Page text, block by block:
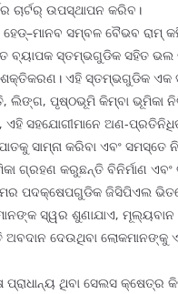
ଚାର୍ଟର୍ ଉପସ୍ଥାପନ କରିବ।
ସମ୍ବଳ ବୈଭବ ରାମ୍
ସ୍ତମ୍ଭଗୁଡିକ ସହିତ ଭଲ
ଏହି ସ୍ତମ୍ଭଗୁଡିକ
ଲିଙ୍ଗ, ପୃଷ୍ଠଭୂମି କିମ୍ବା ଭୂମିକା
ଏହି ସହଯୋଗୀମାନେ ଅଣ-
ସାମ୍ନା କରିବା ଏବଂ
ଗ୍ରହଣ କରୁଛନ୍ତି ବିନିର୍ମାଣ
ପଦକ୍ଷେପଗୁଡିକ ଜିସିପିଏଲ
ସ୍ୱର ଶୁଣାଯାଏ, ମୂଲ୍ୟବାନ
ଦେଉଥିବା ଲୋକମାନଙ୍କୁ
ଥିବା ସେଲସ କ୍ଷେତ୍ର